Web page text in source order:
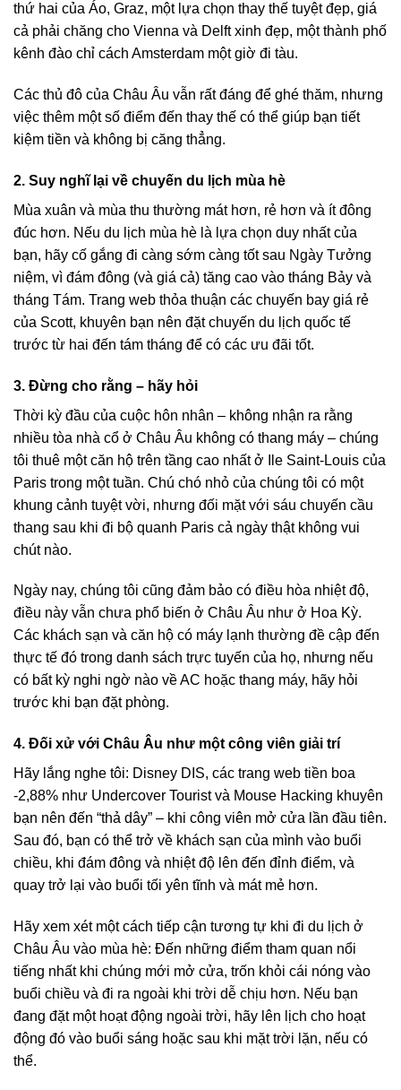
thứ hai của Áo, Graz, một lựa chọn thay thế tuyệt đẹp, giá
cả phải chăng cho Vienna và Delft xinh đẹp, một thành phố
kênh đào chỉ cách Amsterdam một giờ đi tàu.
Các thủ đô của Châu Âu vẫn rất đáng để ghé thăm, nhưng
việc thêm một số điểm đến thay thế có thể giúp bạn tiết
kiệm tiền và không bị căng thẳng.
2. Suy nghĩ lại về chuyến du lịch mùa hè
Mùa xuân và mùa thu thường mát hơn, rẻ hơn và ít đông
đúc hơn. Nếu du lịch mùa hè là lựa chọn duy nhất của
bạn, hãy cố gắng đi càng sớm càng tốt sau Ngày Tưởng
niệm, vì đám đông (và giá cả) tăng cao vào tháng Bảy và
tháng Tám. Trang web thỏa thuận các chuyến bay giá rẻ
của Scott, khuyên bạn nên đặt chuyến du lịch quốc tế
trước từ hai đến tám tháng để có các ưu đãi tốt.
3. Đừng cho rằng – hãy hỏi
Thời kỳ đầu của cuộc hôn nhân – không nhận ra rằng
nhiều tòa nhà cổ ở Châu Âu không có thang máy – chúng
tôi thuê một căn hộ trên tầng cao nhất ở Ile Saint-Louis của
Paris trong một tuần. Chú chó nhỏ của chúng tôi có một
khung cảnh tuyệt vời, nhưng đối mặt với sáu chuyến cầu
thang sau khi đi bộ quanh Paris cả ngày thật không vui
chút nào.
Ngày nay, chúng tôi cũng đảm bảo có điều hòa nhiệt độ,
điều này vẫn chưa phổ biến ở Châu Âu như ở Hoa Kỳ.
Các khách sạn và căn hộ có máy lạnh thường đề cập đến
thực tế đó trong danh sách trực tuyến của họ, nhưng nếu
có bất kỳ nghi ngờ nào về AC hoặc thang máy, hãy hỏi
trước khi bạn đặt phòng.
4. Đối xử với Châu Âu như một công viên giải trí
Hãy lắng nghe tôi: Disney DIS, các trang web tiền boa
-2,88% như Undercover Tourist và Mouse Hacking khuyên
bạn nên đến “thả dây” – khi công viên mở cửa lần đầu tiên.
Sau đó, bạn có thể trở về khách sạn của mình vào buổi
chiều, khi đám đông và nhiệt độ lên đến đỉnh điểm, và
quay trở lại vào buổi tối yên tĩnh và mát mẻ hơn.
Hãy xem xét một cách tiếp cận tương tự khi đi du lịch ở
Châu Âu vào mùa hè: Đến những điểm tham quan nổi
tiếng nhất khi chúng mới mở cửa, trốn khỏi cái nóng vào
buổi chiều và đi ra ngoài khi trời dễ chịu hơn. Nếu bạn
đang đặt một hoạt động ngoài trời, hãy lên lịch cho hoạt
động đó vào buổi sáng hoặc sau khi mặt trời lặn, nếu có
thể.